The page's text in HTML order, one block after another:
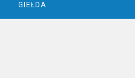
GIEŁDA